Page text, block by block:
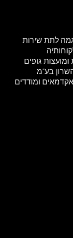
לתת שירות
גופים
בע"מ
ומודדים